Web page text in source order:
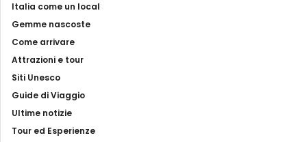
Italia come un local
Gemme nascoste
Come arrivare
Attrazioni e tour
Siti Unesco
Guide di Viaggio
Ultime notizie
Tour ed Esperienze